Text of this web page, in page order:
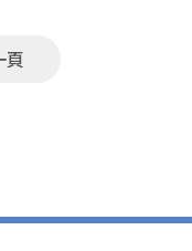
博士級第一年56650
頁